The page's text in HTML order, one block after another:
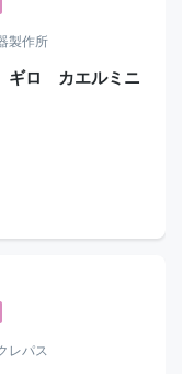
製作所
ギロ カエルミニ
レパス